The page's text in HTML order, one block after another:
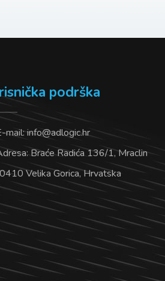
podrška
mail:info@adlogic.hr
Braće Radića 136/1, Mraclin
Velika Gorica, Hrvatska